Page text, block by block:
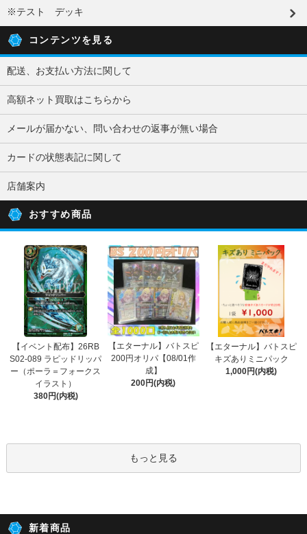
※テスト デッキ
コンテンツを見る
配送、お支払い方法に関して
高額ネット買取はこちらから
メールが届かない、問い合わせの返事が無い場合
カードの状態表記に関して
店舗案内
おすすめ商品
【イベント配布】26RB
S02-089 ラピッドリッパ
ー（ポーラ＝フォークス
イラスト）
380円(内税)
【エターナル】バトスピ
200円オリパ【08/01作
成】
200円(内税)
【エターナル】バトスピ
キズありミニパック
1,000円(内税)
もっと見る
新着商品